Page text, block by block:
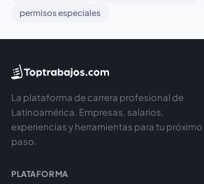
permisos especiales
La plataforma de carrera profesional de
Latinoamérica. Empresas, salarios,
experiencias y herramientas para tu próximo
paso.
PLATAFORMA